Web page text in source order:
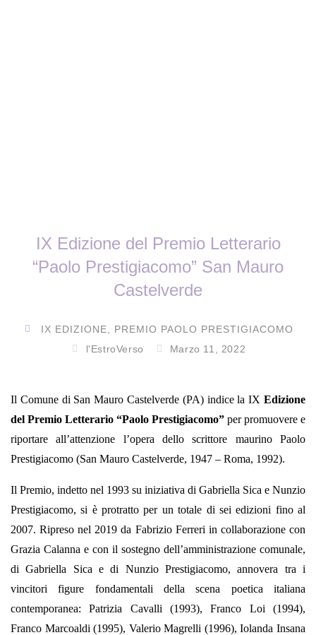
IX Edizione del Premio Letterario
“Paolo Prestigiacomo” San Mauro
Castelverde
IX EDIZIONE
PREMIO PAOLO PRESTIGIACOMO
l'EstroVerso
Marzo 11, 2022
Il Comune di San Mauro Castelverde (PA) indice la IX Edizione
del Premio Letterario “Paolo Prestigiacomo” per promuovere e
riportare all’attenzione l’opera dello scrittore maurino Paolo
Prestigiacomo (San Mauro Castelverde, 1947 – Roma, 1992).
Il Premio, indetto nel 1993 su iniziativa di Gabriella Sica e Nunzio
Prestigiacomo, si è protratto per un totale di sei edizioni fino al
2007. Ripreso nel 2019 da Fabrizio Ferreri in collaborazione con
Grazia Calanna e con il sostegno dell’amministrazione comunale,
di Gabriella Sica e di Nunzio Prestigiacomo, annovera tra i
vincitori figure fondamentali della scena poetica italiana
contemporanea: Patrizia Cavalli (1993), Franco Loi (1994),
Franco Marcoaldi (1995), Valerio Magrelli (1996), Iolanda Insana